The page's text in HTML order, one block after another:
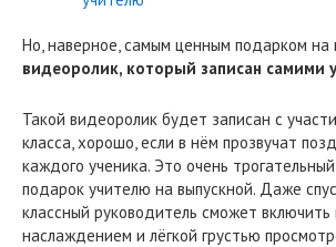
Но, наверное, самым ценным подарком на
видеоролик, который записан самими
Такой видеоролик будет записан с
класса, хорошо, если в нём прозвучат
каждого ученика. Это очень
подарок учителю на выпускной. Даже
классный руководитель сможет включить
наслаждением и лёгкой грустью